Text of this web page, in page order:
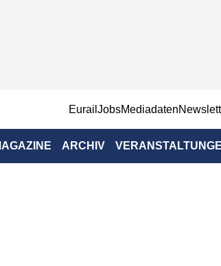
EurailJobsMediadaten
ARCHIV